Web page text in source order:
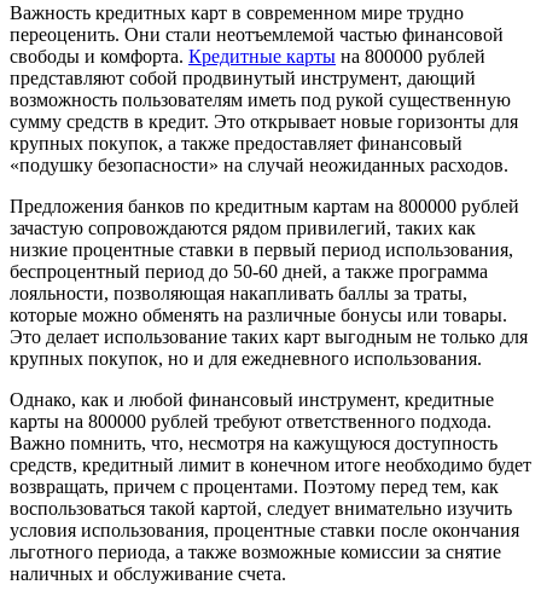
Важность кредитных карт в современном мире трудно
переоценить. Они стали неотъемлемой частью финансовой
свободы и комфорта. Кредитные карты на 800000 рублей
представляют собой продвинутый инструмент, дающий
возможность пользователям иметь под рукой существенную
сумму средств в кредит. Это открывает новые горизонты для
крупных покупок, а также предоставляет финансовый
«подушку безопасности» на случай неожиданных расходов.
Предложения банков по кредитным картам на 800000 рублей
зачастую сопровождаются рядом привилегий, таких как
низкие процентные ставки в первый период использования,
беспроцентный период до 50-60 дней, а также программа
лояльности, позволяющая накапливать баллы за траты,
которые можно обменять на различные бонусы или товары.
Это делает использование таких карт выгодным не только для
крупных покупок, но и для ежедневного использования.
Однако, как и любой финансовый инструмент, кредитные
карты на 800000 рублей требуют ответственного подхода.
Важно помнить, что, несмотря на кажущуюся доступность
средств, кредитный лимит в конечном итоге необходимо будет
возвращать, причем с процентами. Поэтому перед тем, как
воспользоваться такой картой, следует внимательно изучить
условия использования, процентные ставки после окончания
льготного периода, а также возможные комиссии за снятие
наличных и обслуживание счета.